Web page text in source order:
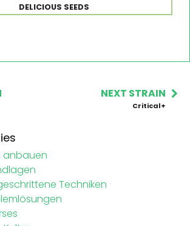
DELICIOUS SEEDS
NEXT STRAIN
Critical+
anbauen
Techniken